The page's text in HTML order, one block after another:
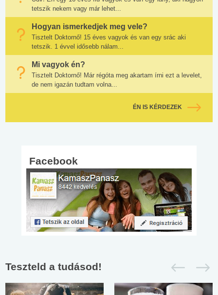
tetszik nekem vagy már lehet...
Hogyan ismerkedjek meg vele?
Tisztelt Doktornő! 15 éves vagyok és van egy srác aki
tetszik. 1 évvel idősebb nálam...
Mi vagyok én?
Tisztelt Doktornő! Már régóta meg akartam írni ezt a levelet,
de nem igazán tudtam volna...
ÉN IS KÉRDEZEK
Facebook
Teszteld a tudásod!